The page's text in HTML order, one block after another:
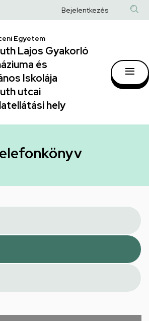
Anonim
fiók
Bejelentkezés
Egyetem
Lajos Gyakorló
és
Iskolája
utcai
hely